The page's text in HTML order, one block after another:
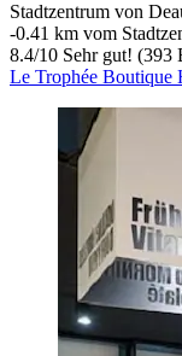
Stadtzentrum von
‐0.41 km vom
8.4/10 Sehr gut! (393
Le Trophée Boutique